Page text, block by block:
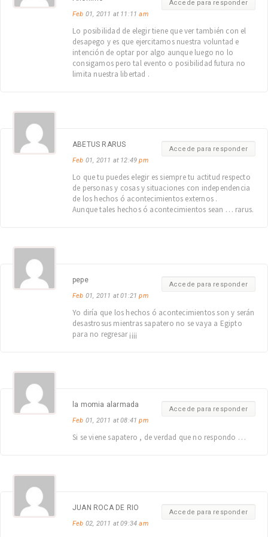
Accede para responder
Feb 01, 2011 at 11:11am
Lo posibilidad de elegir tiene que ver también con el
desapego y es que ejercitamos nuestra voluntad e
intención de optar por algo aunque luego no lo
consigamos pero tal evento o posibilidad futura no
limita nuestra libertad .
Accede para responder
ABETUS RARUS
Feb 01, 2011 at 12:49pm
Lo que tu puedes elegir es siempre tu actitud respecto
de personas y cosas y situaciones con independencia
de los hechos ó acontecimientos externos .
Aunque tales hechos ó acontecimientos sean … rarus.
Accede para responder
pepe
Feb 01, 2011 at 01:21pm
Yo diría que los hechos ó acontecimientos son y serán
desastrosus mientras sapatero no se vaya a Egipto
para no regresar ¡¡¡¡
Accede para responder
la momia alarmada
Feb 01, 2011 at 08:41pm
Si se viene sapatero , de verdad que no respondo …
Accede para responder
JUAN ROCA DE RIO
Feb 02, 2011 at 09:34am